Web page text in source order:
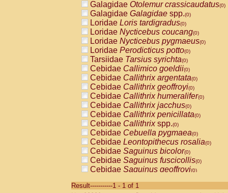
Galagidae Otolemur crassicaudatus(0)
Galagidae Galagidae spp.(0)
Loridae Loris tardigradus(0)
Loridae Nycticebus coucang(0)
Loridae Nycticebus pygmaeus(0)
Loridae Perodicticus potto(0)
Tarsiidae Tarsius syrichta(0)
Cebidae Callimico goeldii(0)
Cebidae Callithrix argentata(0)
Cebidae Callithrix geoffroyi(0)
Cebidae Callithrix humeralifer(0)
Cebidae Callithrix jacchus(0)
Cebidae Callithrix penicillata(0)
Cebidae Callithrixspp.(0)
Cebidae Cebuella pygmaea(0)
Cebidae Leontopithecus rosalia(0)
Cebidae Saguinus bicolor(0)
Cebidae Saguinus fuscicollis(0)
Cebidae Saguinus geoffroyi(0)
CebidaeSaguinus labiatus(0)
Result-----------1 - 1 of 1